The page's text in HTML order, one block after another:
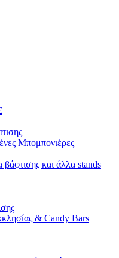
Μπομπονιέρες
βάφτισης και άλλα stands
& Candy Bars